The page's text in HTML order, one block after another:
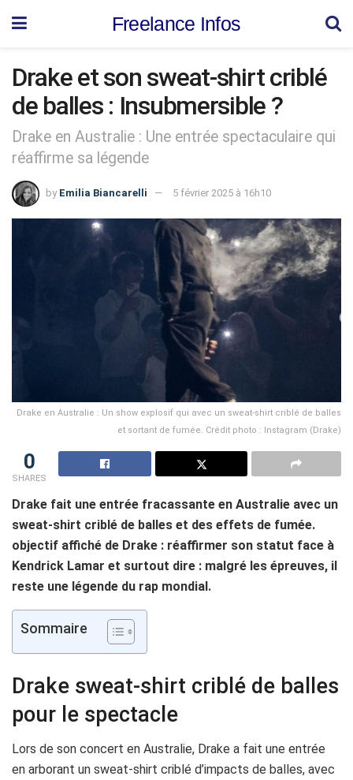
Freelance Infos
Drake et son sweat-shirt criblé
de balles : Insubmersible ?
Drake en Australie : Une entrée spectaculaire qui
réaffirme sa légende
by Emilia Biancarelli 5 février 2025 à 16h10
Drake en Australie : Un show explosif qui avec un sweat-shirt criblé de balles
et sortant de fumée. Crédit photo : Instagram (Drake)
0
SHARES
Drake fait une entrée fracassante en Australie avec un
sweat-shirt criblé de balles et des effets de fumée.
objectif affiché de Drake : réaffirmer son statut face à
Kendrick Lamar et surtout dire : malgré les épreuves, il
reste une légende du rap mondial.
Sommaire
Drake sweat-shirt criblé de balles
pour le spectacle
Lors de son concert en Australie, Drake a fait une entrée
en arborant un sweat-shirt criblé d’impacts de balles, avec